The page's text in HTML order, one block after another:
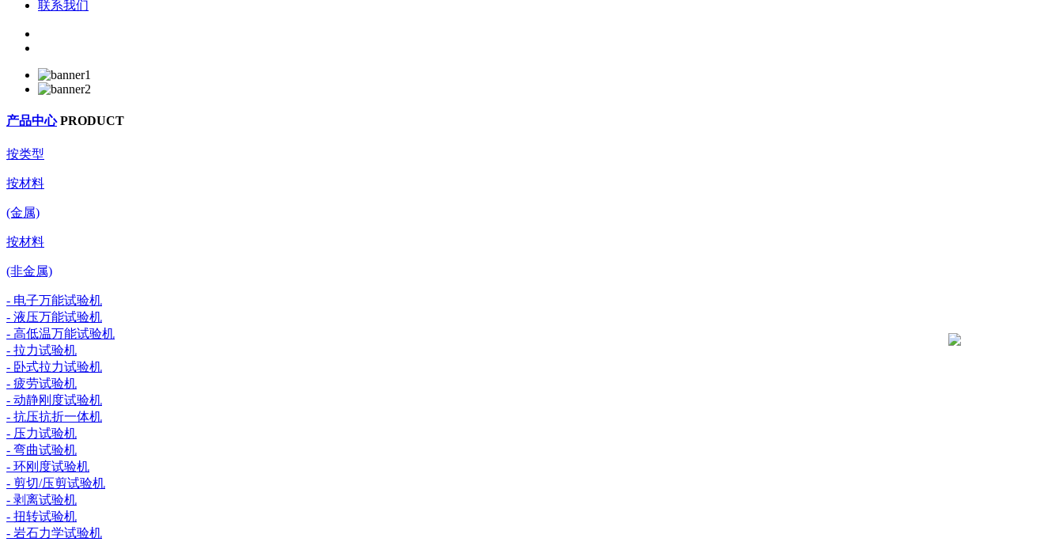
联系我们
产品中心 PRODUCT
按类型
按材料
(金属)
按材料
(非金属)
- 电子万能试验机
- 液压万能试验机
- 高低温万能试验机
- 拉力试验机
- 卧式拉力试验机
- 疲劳试验机
- 动静刚度试验机
- 抗压抗折一体机
- 压力试验机
- 弯曲试验机
- 环刚度试验机
- 剪切/压剪试验机
- 剥离试验机
- 扭转试验机
- 岩石力学试验机